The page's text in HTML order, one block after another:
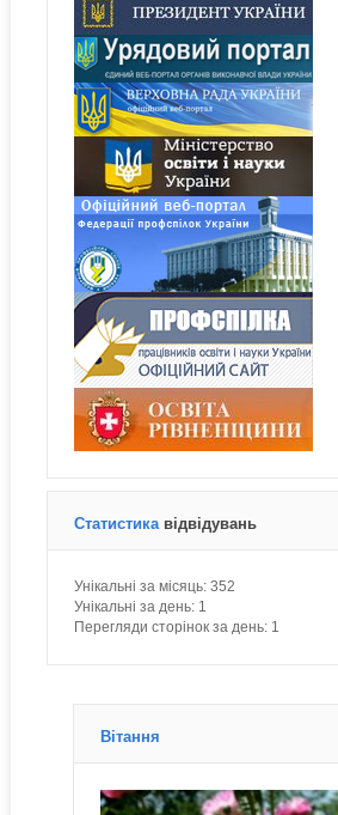
Статистика відвідувань
Унікальні за місяць: 352
Унікальні за день: 1
Перегляди сторінок за день: 1
Вітання